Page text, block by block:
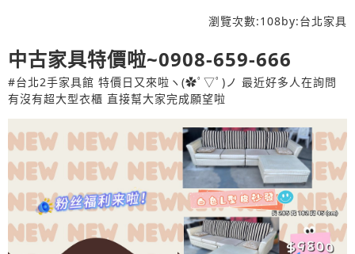
瀏覽次數:108by:台北家具
中古家具特價啦~0908-659-666
#台北2手家具館 特價日又來啦ヽ(✿ﾟ▽ﾟ)ノ 最近好多人在詢問
有沒有超大型衣櫃 直接幫大家完成願望啦